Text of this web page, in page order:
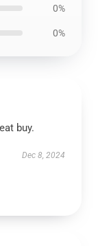
0%
0%
buy.
Dec 8, 2024